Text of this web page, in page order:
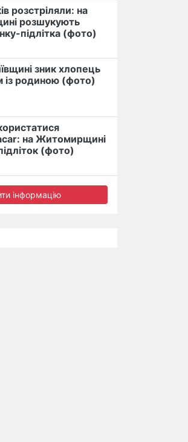
розстріляли: на
розшукують
підлітка (фото)
зник хлопець
із родиною (фото)
на Житомирщині
(фото)
інформацію